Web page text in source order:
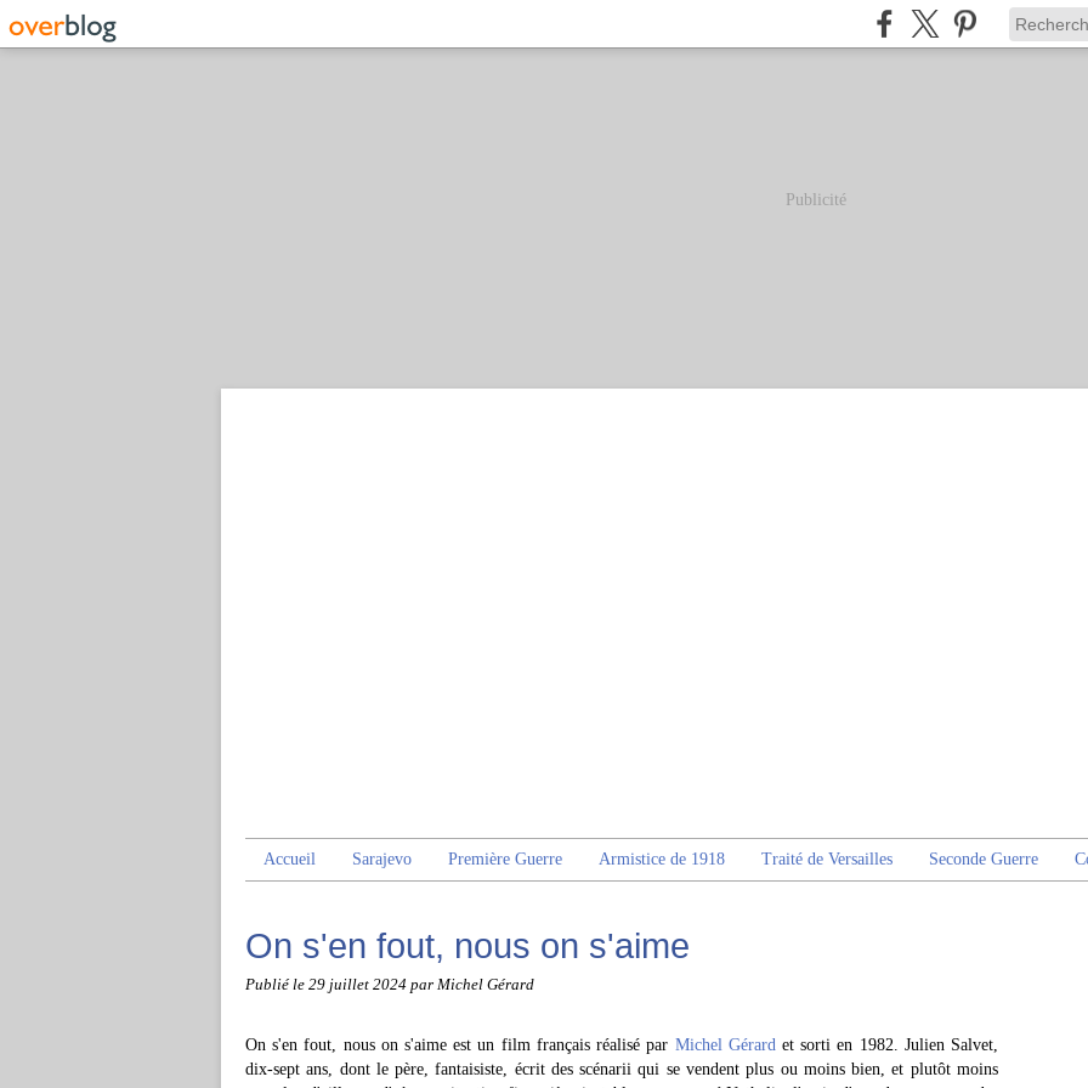
Publicité
Accueil Sarajevo Première Guerre Armistice de 1918 Traité de Versailles Seconde Guerre
On s'en fout, nous on s'aime
Publié le 29 juillet 2024 par Michel Gérard
On s'en fout, nous on s'aime est un film français réalisé par Michel Gérardet sorti en 1982. Julien Salvet,
dix-sept ans, dont le père, fantaisiste, écrit des scénarii qui se vendent plus ou moins bien, et plutôt moins